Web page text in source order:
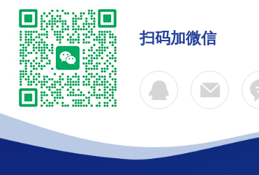
扫码加微信